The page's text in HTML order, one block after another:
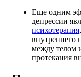
Еще одним
депрессии
психотерапия
внутреннего
между телом
протекания